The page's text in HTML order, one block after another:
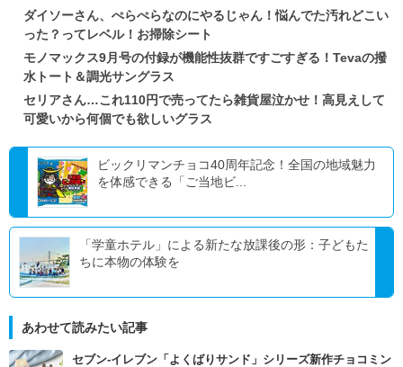
ダイソーさん、ぺらぺらなのにやるじゃん！悩んでた汚れどこい
った？ってレベル！お掃除シート
モノマックス9月号の付録が機能性抜群ですごすぎる！Tevaの撥
水トート＆調光サングラス
セリアさん…これ110円で売ってたら雑貨屋泣かせ！高見えして
可愛いから何個でも欲しいグラス
ビックリマンチョコ40周年記念！全国の地域魅力
を体感できる「ご当地ビ...
「学童ホテル」による新たな放課後の形：子どもた
ちに本物の体験を
あわせて読みたい記事
セブン‐イレブン「よくばりサンド」シリーズ新作チョコミン